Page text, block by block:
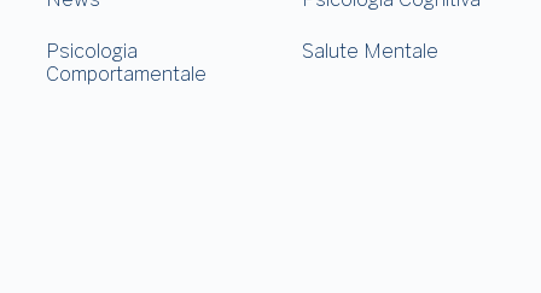
Psicologia
Comportamentale
Salute Mentale